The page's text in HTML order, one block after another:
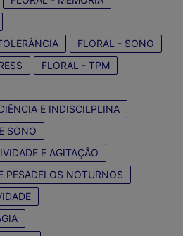
FLORAL - SONO
FLORAL - TPM
E INDISCILPLINA
SONO
E AGITAÇÃO
PESADELOS NOTURNOS